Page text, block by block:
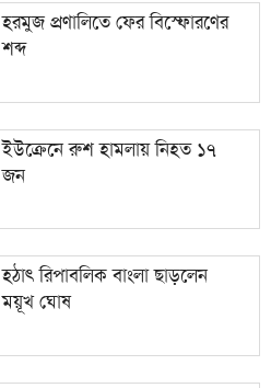
হরমুজ প্রণালিতে ফের বিস্ফোরণের
শব্দ
ইউক্রেনে রুশ হামলায় নিহত ১৭
জন
হঠাৎ রিপাবলিক বাংলা ছাড়লেন
ময়ূখ ঘোষ